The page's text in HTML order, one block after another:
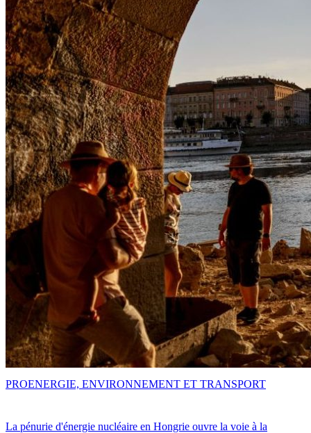
La pénurie d'énergie nucléaire en Hongrie ouvre la voie à la
PROENERGIE, ENVIRONNEMENT ET TRANSPORT